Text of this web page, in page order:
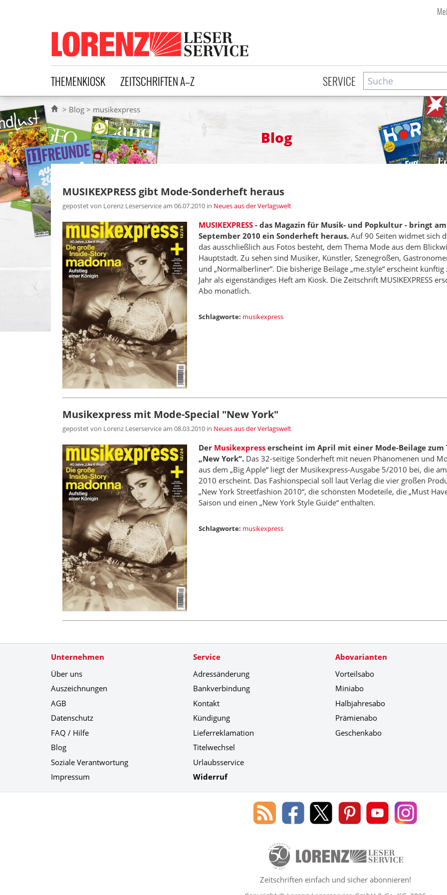
Lorenz Leserservice
THEMENKIOSK ZEITSCHRIFTEN A–Z SERVICE Suche
Zeitschriftensuche
Blog musikexpress
Blog
MUSIKEXPRESS gibt Mode-Sonderheft heraus
gepostet von Lorenz Leserservice am 06.07.2010 in Neues aus der Verlagswelt
MUSIKEXPRESS- das Magazin für Musik- und Popkultur - bringt am
September 2010 ein Sonderheft heraus.Auf 90 Seiten widmet sich
das ausschließlich aus Fotos besteht, dem Thema Mode aus dem
Hauptstadt. Zu sehen sind Musiker, Künstler, Szenegrößen,
und „Normalberliner“. Die bisherige Beilage „me.style“ erscheint
Jahr als eigenständiges Heft am Kiosk. Die Zeitschrift MUSIKEXPRESS
Abo monatlich.
Schlagworte: musikexpress
Musikexpress mit Mode-Special "New York"
gepostet von Lorenz Leserservice am 08.03.2010 in Neues aus der Verlagswelt
Der Musikexpresserscheint im April mit einer Mode-Beilage zum
„New York“.Das 32-seitige Sonderheft mit neuen Phänomenen und
aus dem „Big Apple“ liegt der Musikexpress-Ausgabe 5/2010 bei, die
2010 erscheint. Das Fashionspecial soll laut Verlag die vier großen
„New York Streetfashion 2010“, die schönsten Modeteile, die „Must
Saison und einen „New York Style Guide“ enthalten.
Schlagworte: musikexpress
Unternehmen
Über uns
Auszeichnungen
AGB
Datenschutz
FAQ / Hilfe
Blog
Soziale Verantwortung
Impressum
Service
Adressänderung
Bankverbindung
Kontakt
Kündigung
Lieferreklamation
Titelwechsel
Urlaubsservice
Widerruf
Abovarianten
Vorteilsabo
Miniabo
Halbjahresabo
Prämienabo
Geschenkabo
Blog
des
Lorenz
Leserservice
Lorenz
Leserservice
Lorenz
Leserservice
Lorenz
Leserservice
Lorenz
50 Lesefreude im Abo Jahre
Zeitschriften einfach und sicher abonnieren!